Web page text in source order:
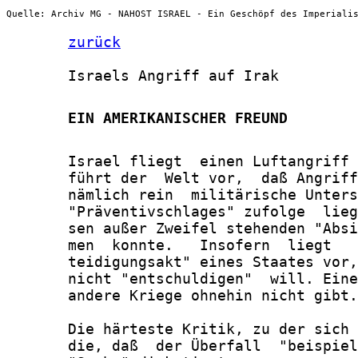
Quelle: Archiv MG - NAHOST ISRAEL - Ein Geschöpf des
zurück
       Israels Angriff auf Irak
       EIN AMERIKANISCHER FREUND